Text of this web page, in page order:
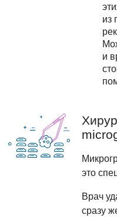
из
и
это
Врач
сразу